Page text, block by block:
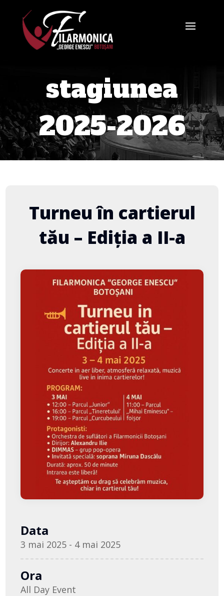
stagiunea
2025-2026
Turneu în cartierul
tău – Ediția a II-a
Data
3 mai 2025 - 4 mai 2025
Ora
All Day Event